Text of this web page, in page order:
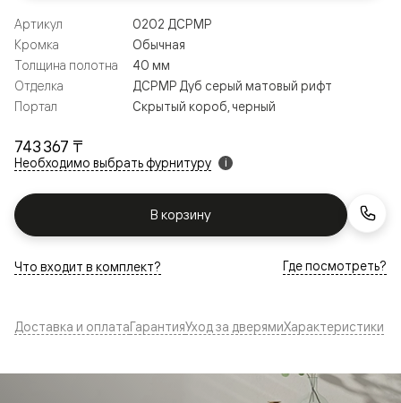
743 367 ₸
Необходимо выбрать фурнитуру i
В корзину
Артикул
0202 ДСРМР
Кромка
Обычная
Толщина полотна
40 мм
Отделка
ДСРМР Дуб серый матовый рифт
Портал
Скрытый короб, черный
Что входит в комплект? Где посмотреть?
Доставка и оплатаГарантияУход за дверямиХарактеристики